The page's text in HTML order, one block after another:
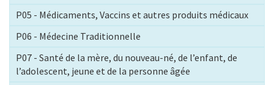
P05 - Médicaments, Vaccins et autres produits médicaux
P06 - Médecine Traditionnelle
P07 - Santé de la mère, du nouveau-né, de l’enfant, de
l’adolescent, jeune et de la personne âgée